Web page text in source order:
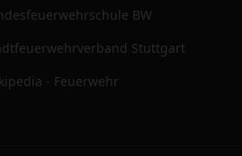
BW
Stuttgart
- Feuerwehr